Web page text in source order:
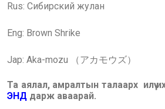
Rus: Сибирский жулан
Eng: Brown Shrike
Jap: Aka-mozu （アカモウズ）
Та аялал, амралтын талаарх илүү
ЭНД дарж аваарай.